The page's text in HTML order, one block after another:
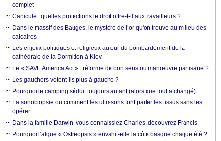
complet
Canicule : quelles protections le droit offre-t-il aux travailleurs ?
Dans le massif des Bauges, le mystère de l’or qu'on trouve au milieu des
calcaires
Les enjeux politiques et religieux autour du bombardement de la
cathédrale de la Dormition à Kiev
Le « SAVE America Act » : réforme de bon sens ou manœuvre partisane ?
Les gauchers votent-ils plus à gauche ?
Pourquoi le camping séduit toujours autant (alors que tout a changé)
La sonobiopsie ou comment les ultrasons font parler les tissus sans les
opérer
Dans la famille Darwin, vous connaissiez Charles, découvrez Francis
Pourquoi l’algue « Ostreopsis » envahit-elle la côte basque chaque été ?